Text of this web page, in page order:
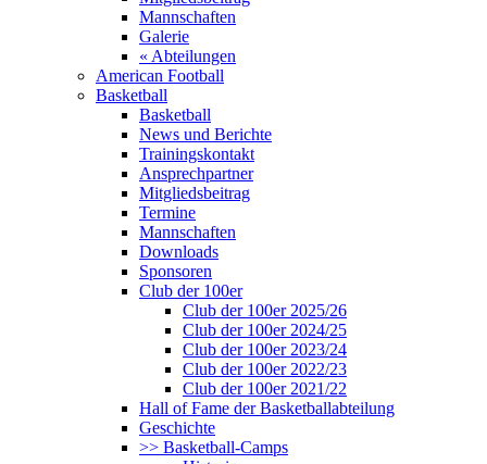
Mannschaften
Galerie
« Abteilungen
American Football
Basketball
Basketball
News und Berichte
Trainingskontakt
Ansprechpartner
Mitgliedsbeitrag
Termine
Mannschaften
Downloads
Sponsoren
Club der 100er
Club der 100er 2025/26
Club der 100er 2024/25
Club der 100er 2023/24
Club der 100er 2022/23
Club der 100er 2021/22
Hall of Fame der Basketballabteilung
Geschichte
>> Basketball-Camps